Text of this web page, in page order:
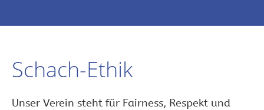
Schach-Ethik
Unser Verein steht für Fairness, Respekt und